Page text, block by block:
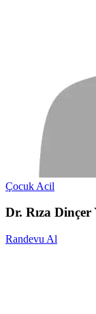
Çocuk Acil
Dr. Rıza Dinçer
Randevu Al